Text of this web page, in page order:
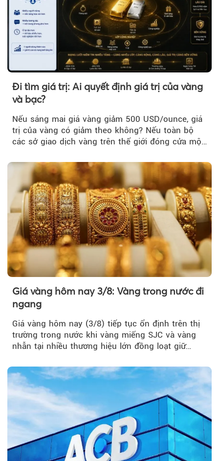
Đi tìm giá trị: Ai quyết định giá trị của vàng
và bạc?
Nếu sáng mai giá vàng giảm 500 USD/ounce, giá
trị của vàng có giảm theo không? Nếu toàn bộ
các sở giao dịch vàng trên thế giới đóng cửa một
Giá vàng hôm nay 3/8: Vàng trong nước đi
ngang
Giá vàng hôm nay (3/8) tiếp tục ổn định trên thị
trường trong nước khi vàng miếng SJC và vàng
nhẫn tại nhiều thương hiệu lớn đồng loạt giữ